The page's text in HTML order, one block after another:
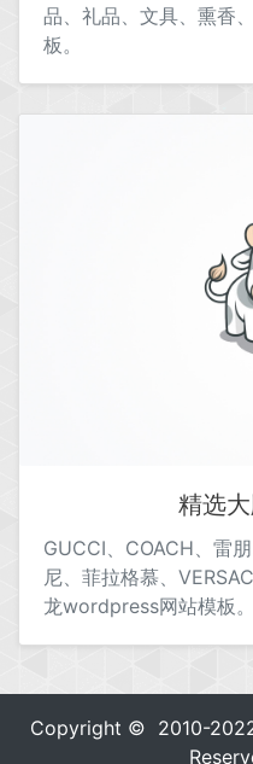
品、礼品、文具、熏香
板。
精选
GUCCI、COACH、雷
尼、菲拉格慕、
龙wordpress网站模板。
Copyright © 2010-